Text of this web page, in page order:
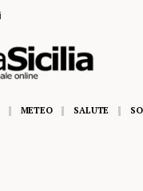
METEO SALUTE